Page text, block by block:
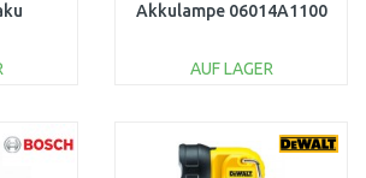
Akkulampe 06014A1100
AUF LAGER
Vergleichen